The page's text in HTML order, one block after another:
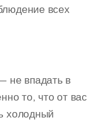
всех
не впадать в
то, что от вас
холодный